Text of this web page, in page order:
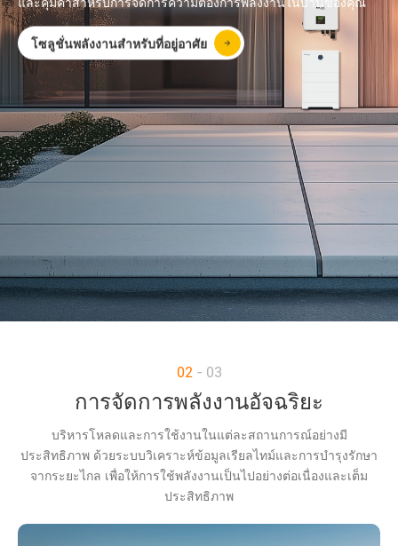
โซลูชั่นพลังงานสำหรับที่อยู่อาศัย
02 - 03
การจัดการพลังงานอัจฉริยะ
บริหารโหลดและการใช้งานในแต่ละสถานการณ์อย่างมี
ประสิทธิภาพ ด้วยระบบวิเคราะห์ข้อมูลเรียลไทม์และการบำรุงรักษา
จากระยะไกล เพื่อให้การใช้พลังงานเป็นไปอย่างต่อเนื่องและเต็ม
ประสิทธิภาพ